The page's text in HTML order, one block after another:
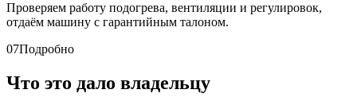
Проверяем работу подогрева, вентиляции и регулировок,
отдаём машину с гарантийным талоном.
07Подробно
Что это дало владельцу